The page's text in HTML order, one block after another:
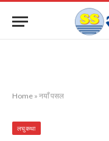
Home » नयाँ पसल
लघुकथा